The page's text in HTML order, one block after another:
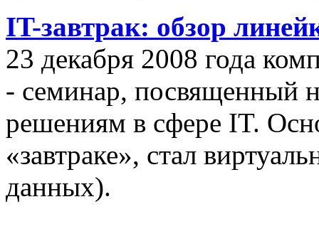
IT-завтрак: обзор
23 декабря 2008 года
- семинар, посвященный
решениям в сфере IT.
«завтраке», стал
данных).